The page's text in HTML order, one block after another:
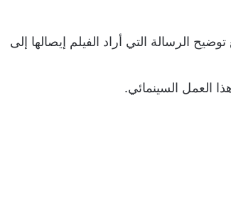
الرسالة التي أراد الفيلم إيصالها إلى
العمل السينمائي.